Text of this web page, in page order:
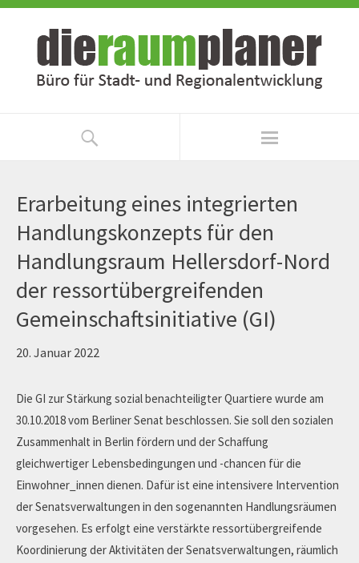
Zum
springen
Zur
springen
Erarbeitung eines integrierten
Handlungskonzepts für den
Handlungsraum Hellersdorf-Nord
der ressortübergreifenden
Gemeinschaftsinitiative (GI)
20. Januar 2022
Die GI zur Stärkung sozial benachteiligter Quartiere wurde am
30.10.2018 vom Berliner Senat beschlossen. Sie soll den sozialen
Zusammenhalt in Berlin fördern und der Schaffung
gleichwertiger Lebensbedingungen und -chancen für die
Einwohner_innen dienen. Dafür ist eine intensivere Intervention
der Senatsverwaltungen in den sogenannten Handlungsräumen
vorgesehen. Es erfolgt eine verstärkte ressortübergreifende
Koordinierung der Aktivitäten der Senatsverwaltungen, räumlich